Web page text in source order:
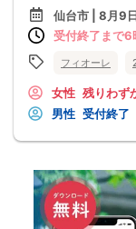
仙台市 | 8月9
受付終了まで6
フィオーレ
女性 残りわず
男性 受付終了